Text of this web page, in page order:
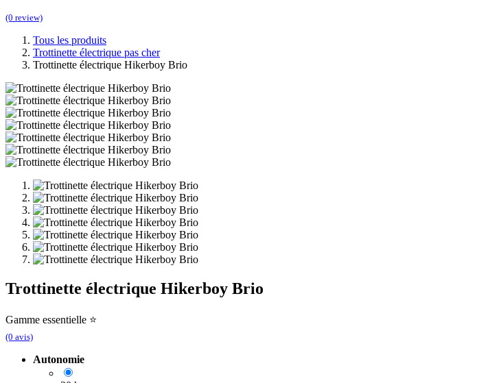
(0 review)
Tous les produits
Trottinette électrique pas cher
Trottinette électrique Hikerboy Brio
Trottinette électrique Hikerboy Brio
Gamme essentielle ⭐️
(0 avis)
Autonomie